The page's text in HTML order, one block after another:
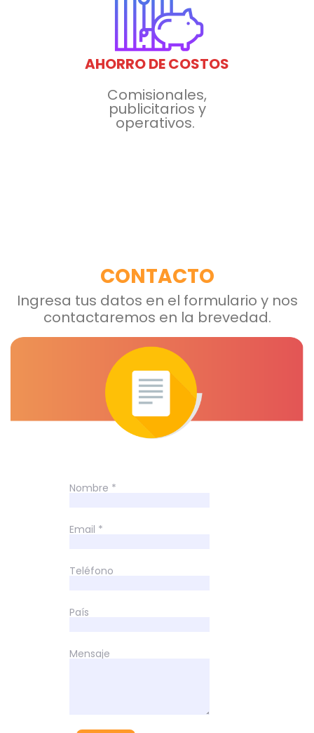
AHORRO DE COSTOS
Comisionales,
publicitarios y
operativos.
CONTACTO
Ingresa tus datos en el formulario y nos
contactaremos en la brevedad.
Nombre *
Email *
Teléfono
País
Mensaje